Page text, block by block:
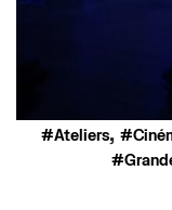
Ateliers,